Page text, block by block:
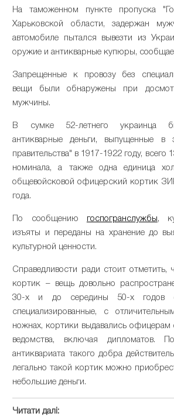
На таможенном пункте пропуска
Харьковской области, задержан
автомобиле пытался вывезти из
оружие и антикварные купюры,
Запрещенные к провозу без
вещи были обнаружены при
мужчины.
В сумке 52-летнего украинца
антикварные деньги, выпущенные в
правительства" в 1917-1922 году, всего
номинала, а также одна единица
общевойсковой офицерский кортик
года.
По сообщению госпогранслужбы,
изъяты и переданы на хранение до
культурной ценности.
Справедливости ради стоит отметить,
кортик – вещь довольно
30-х и до середины 50-х годов
специализированные, с
ножнах, кортики выдавались офицерам
ведомства, включая дипломатов.
антиквариата такого добра
легально такой кортик можно
небольшие деньги.
Читати далі: